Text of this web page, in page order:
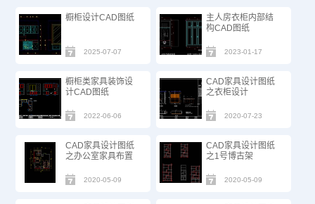
橱柜设计CAD图纸
2025-07-07
主人房衣柜内部结
构CAD图纸
2023-01-17
橱柜类家具装饰设
计CAD图纸
2022-06-06
CAD家具设计图纸
之衣柜设计
2020-07-23
CAD家具设计图纸
之办公室家具布置
2020-05-09
CAD家具设计图纸
之1号博古架
2020-05-09